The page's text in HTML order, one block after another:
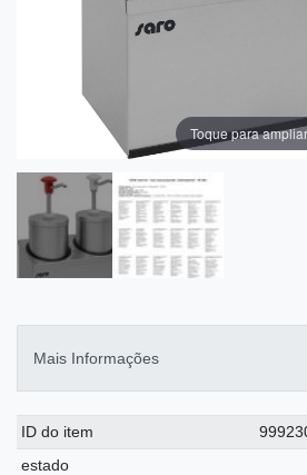
Toque para ampliar
Mais Informações
ID do item
estado